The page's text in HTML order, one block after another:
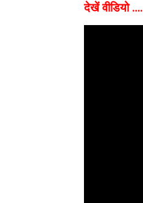
देखें वीडियो ….